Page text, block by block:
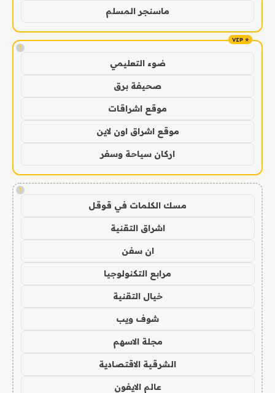
ماسنجر المسلم
!
ضوء التعليمي
صحيفة برق
موقع اشراقات
موقع اشراق اون لاين
اركان سياحة وسفر
!
مسك الكلمات في قوقل
اشراق التقنية
ان سفن
مرابع التكنولوجيا
خيال التقنية
شوف ويب
مجلة الاسهم
الشرقية الاقتصادية
عالم الايفون